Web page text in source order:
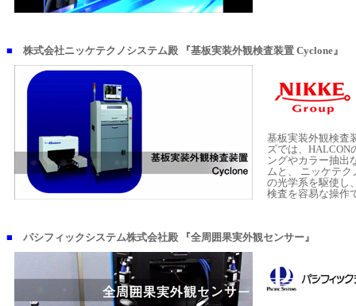
■ 株式会社ニッケテクノシステム殿 『基板実装外観検査装置 Cyclone』
基板実装外観検査
ズでは、HALCON
ングやカラー抽出
ムと、 ニッケテ
の光学系を駆使し
検査を容易な操作
■ パシフィックシステム株式会社殿 『全周囲果実外観センサー』